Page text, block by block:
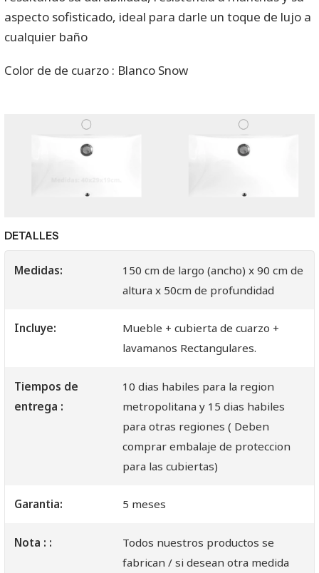
aspecto sofisticado, ideal para darle un toque de lujo a
cualquier baño
Color de de cuarzo : Blanco Snow
DETALLES
Medidas:
150 cm de largo (ancho) x 90 cm de
altura x 50cm de profundidad
Incluye:
Mueble + cubierta de cuarzo +
lavamanos Rectangulares.
Tiempos de
entrega :
10 dias habiles para la region
metropolitana y 15 dias habiles
para otras regiones ( Deben
comprar embalaje de proteccion
para las cubiertas)
Garantia: 5 meses
Nota : :
Todos nuestros productos se
fabrican / si desean otra medida